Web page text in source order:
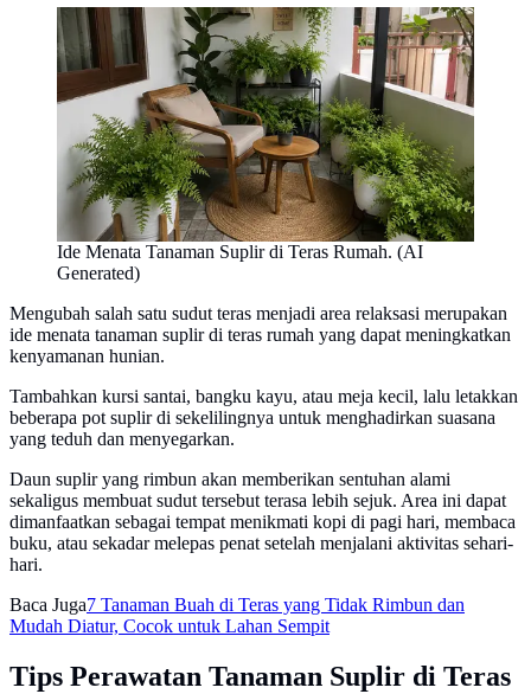
Ide Menata Tanaman Suplir di Teras Rumah. (AI
Generated)
Mengubah salah satu sudut teras menjadi area relaksasi merupakan
ide menata tanaman suplir di teras rumah yang dapat meningkatkan
kenyamanan hunian.
Tambahkan kursi santai, bangku kayu, atau meja kecil, lalu letakkan
beberapa pot suplir di sekelilingnya untuk menghadirkan suasana
yang teduh dan menyegarkan.
Daun suplir yang rimbun akan memberikan sentuhan alami
sekaligus membuat sudut tersebut terasa lebih sejuk. Area ini dapat
dimanfaatkan sebagai tempat menikmati kopi di pagi hari, membaca
buku, atau sekadar melepas penat setelah menjalani aktivitas sehari-
hari.
Baca Juga7 Tanaman Buah di Teras yang Tidak Rimbun dan
Mudah Diatur, Cocok untuk Lahan Sempit
Tips Perawatan Tanaman Suplir di Teras